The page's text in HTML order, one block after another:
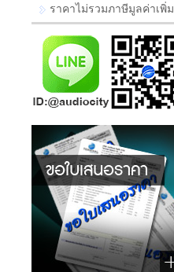
ราคาไม่รวมภาษีมูลค่าเพิ่ม